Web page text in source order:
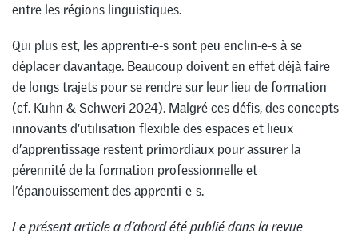
entre les régions linguistiques.
Qui plus est, les apprenti-e-s sont peu enclin-e-s à se
déplacer davantage. Beaucoup doivent en effet déjà faire
de longs trajets pour se rendre sur leur lieu de formation
(cf. Kuhn & Schweri 2024). Malgré ces défis, des concepts
innovants d’utilisation flexible des espaces et lieux
d’apprentissage restent primordiaux pour assurer la
pérennité de la formation professionnelle et
l’épanouissement des apprenti-e-s.
Le présent article a d’abord été publié dans la revue